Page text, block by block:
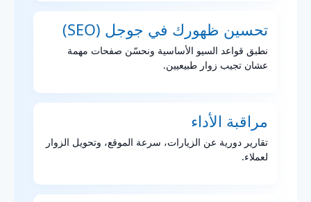
تحسين ظهورك في جوجل (SEO)
نطبق قواعد السيو الأساسية ونحسّن صفحات مهمة
عشان تجيب زوار طبيعيين.
مراقبة الأداء
تقارير دورية عن الزيارات، سرعة الموقع، وتحويل الزوار
لعملاء.